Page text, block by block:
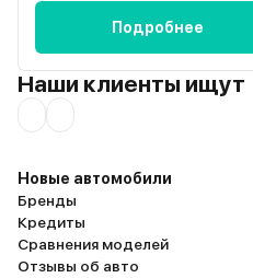
Подробнее
Наши клиенты ищут
Новые автомобили
Бренды
Кредиты
Сравнения моделей
Отзывы об авто